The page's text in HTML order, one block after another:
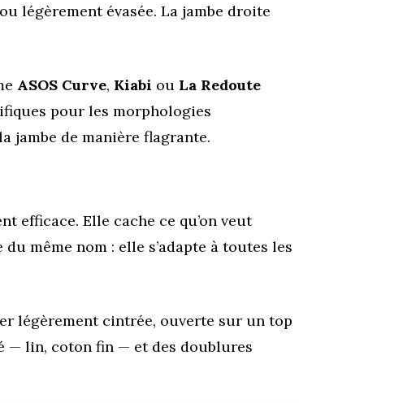
légèrement évasée. La jambe droite
ASOS Curve, Kiabi ou La Redoute
pour les morphologies
jambe de manière flagrante.
efficace. Elle cache ce qu’on veut
même nom : elle s’adapte à toutes les
légèrement cintrée, ouverte sur un top
— lin, coton fin — et des doublures